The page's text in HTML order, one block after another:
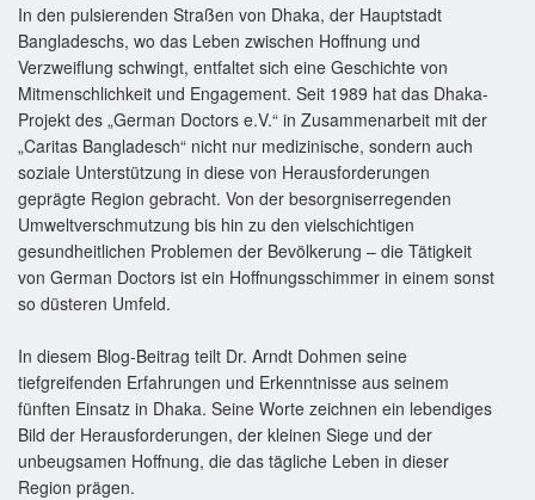
In den pulsierenden Straßen von Dhaka, der Hauptstadt
Bangladeschs, wo das Leben zwischen Hoffnung und
Verzweiflung schwingt, entfaltet sich eine Geschichte von
Mitmenschlichkeit und Engagement. Seit 1989 hat das Dhaka-
Projekt des „German Doctors e.V.“ in Zusammenarbeit mit der
„Caritas Bangladesch“ nicht nur medizinische, sondern auch
soziale Unterstützung in diese von Herausforderungen
geprägte Region gebracht. Von der besorgniserregenden
Umweltverschmutzung bis hin zu den vielschichtigen
gesundheitlichen Problemen der Bevölkerung – die Tätigkeit
von German Doctors ist ein Hoffnungsschimmer in einem sonst
so düsteren Umfeld.
In diesem Blog-Beitrag teilt Dr. Arndt Dohmen seine
tiefgreifenden Erfahrungen und Erkenntnisse aus seinem
fünften Einsatz in Dhaka. Seine Worte zeichnen ein lebendiges
Bild der Herausforderungen, der kleinen Siege und der
unbeugsamen Hoffnung, die das tägliche Leben in dieser
Region prägen.